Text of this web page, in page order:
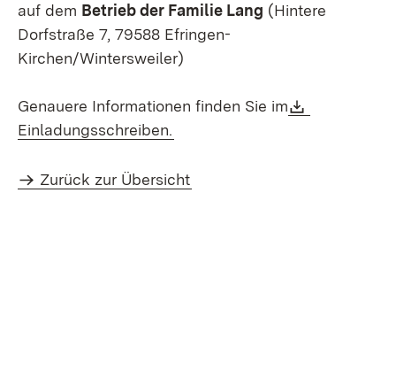
auf dem Betrieb der Familie Lang (Hintere
Dorfstraße 7, 79588 Efringen-
Kirchen/Wintersweiler)
Genauere Informationen finden Sie im
Einladungsschreiben.
Zurück zur Übersicht